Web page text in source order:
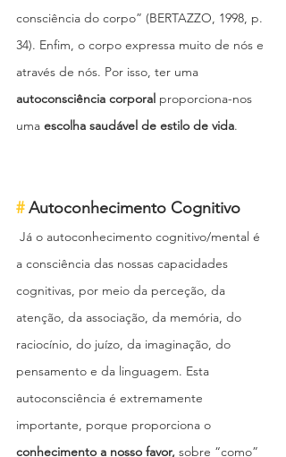
consciência do corpo” (BERTAZZO, 1998, p.
34). Enfim, o corpo expressa muito de nós e
através de nós. Por isso, ter uma
autoconsciência corporal proporciona-nos
uma escolha saudável de estilo de vida.
# Autoconhecimento Cognitivo
Já o autoconhecimento cognitivo/mental é
a consciência das nossas capacidades
cognitivas, por meio da perceção, da
atenção, da associação, da memória, do
raciocínio, do juízo, da imaginação, do
pensamento e da linguagem. Esta
autoconsciência é extremamente
importante, porque proporciona o
conhecimento a nosso favor, sobre “como”